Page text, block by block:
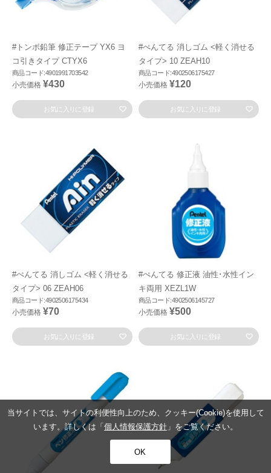
#トンボ鉛筆 修正テープ YX6 ヨ
コ引きタイプ CTYX6
商品コード:4901991703542
小売価格 ¥430
お気に入りに登録
#ぺんてる 消しゴム <軽く消せる
タイプ> 10 ZEAH10
商品コード:4902506175427
小売価格 ¥120
お気に入りに登録
#ぺんてる 消しゴム <軽く消せる
タイプ> 06 ZEAH06
商品コード:4902506175434
小売価格 ¥70
お気に入りに登録
#ぺんてる 修正液 油性･水性イン
キ両用 XEZL1W
商品コード:4902506145727
小売価格 ¥500
お気に入りに登録
当サイトでは、サイトの利便性向上のため、クッキー(Cookie)を使用して
います。詳しくは「 個人情報保護方針 」をご覧ください。
OK